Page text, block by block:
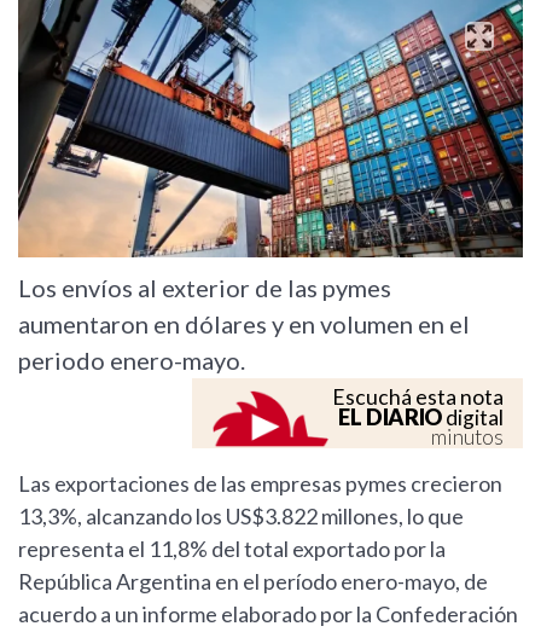
Los envíos al exterior de las pymes
aumentaron en dólares y en volumen en el
periodo enero-mayo.
Escuchá esta nota
EL DIARIOdigital
minutos
Las exportaciones de las empresas pymes crecieron
13,3%, alcanzando los US$3.822 millones, lo que
representa el 11,8% del total exportado por la
República Argentina en el período enero-mayo, de
acuerdo a un informe elaborado por la Confederación